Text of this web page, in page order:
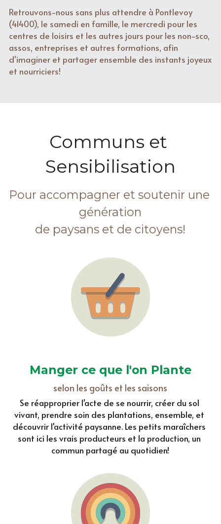
Retrouvons-nous sans plus attendre à Pontlevoy
(41400), le samedi en famille, le mercredi pour les
centres de loisirs et les autres jours pour les non-sco,
assos, entreprises et autres formations, afin
d'imaginer et partager ensemble des instants joyeux
et nourriciers!
Communs et
Sensibilisation
Pour accompagner et soutenir une
génération
de paysans et de citoyens!
Manger ce que l'on Plante
selon les goûts et les saisons
Se réapproprier l'acte de se nourrir, créer du sol
vivant, prendre soin des plantations, ensemble, et
découvrir l'activité paysanne. Les petits maraîchers
sont ici les vrais producteurs et la production, un
commun partagé au quotidien!